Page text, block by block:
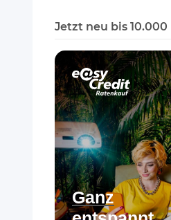
Jetzt neu bis 10.000